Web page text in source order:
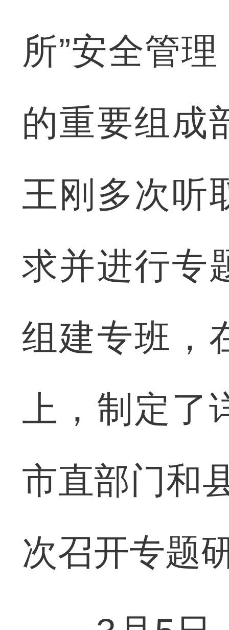
所”安全管
的重要组成
王刚多次听
求并进行专
组建专班，
上，制定了
市直部门和
次召开专题